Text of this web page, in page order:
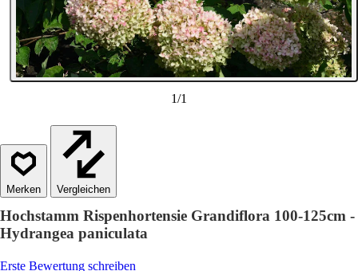
1/1
Vergleichen
Hochstamm Rispenhortensie Grandiflora 100-125cm -
Hydrangea paniculata
Erste Bewertung schreiben